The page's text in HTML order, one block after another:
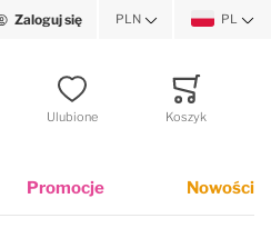
Zaloguj sięWalutaPLN PL
Ulubione Koszyk
Promocje Nowości